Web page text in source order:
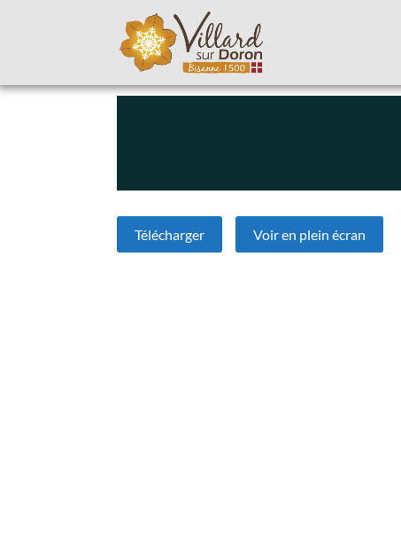
Télécharger Voir en plein écran